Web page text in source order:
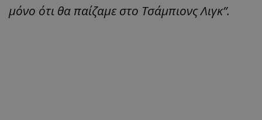
μόνο ότι θα παίζαμε στο Τσάμπιονς Λιγκ”.